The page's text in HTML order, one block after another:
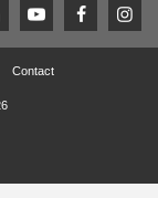
Contact